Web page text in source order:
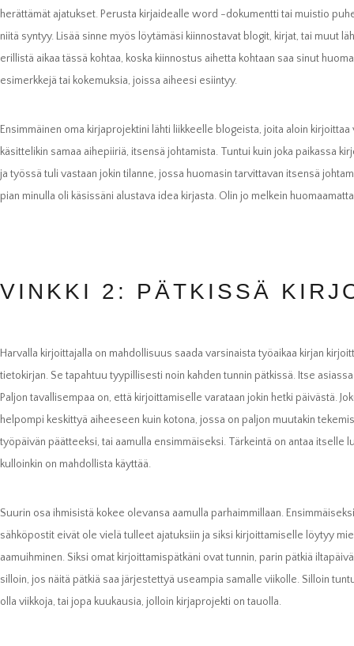
herättämät ajatukset. Perusta kirjaidealle word -dokumentti tai muistio
niitä syntyy. Lisää sinne myös löytämäsi kiinnostavat blogit, kirjat, tai muut
erillistä aikaa tässä kohtaa, koska kiinnostus aihetta kohtaan saa sinut
esimerkkejä tai kokemuksia, joissa aiheesi esiintyy.
Ensimmäinen oma kirjaprojektini lähti liikkeelle blogeista, joita aloin
käsittelikin samaa aihepiiriä, itsensä johtamista. Tuntui kuin joka paikassa
ja työssä tuli vastaan jokin tilanne, jossa huomasin tarvittavan itsensä
pian minulla oli käsissäni alustava idea kirjasta. Olin jo melkein
VINKKI 2: PÄTKISSÄ
Harvalla kirjoittajalla on mahdollisuus saada varsinaista työaikaa kirjan
tietokirjan. Se tapahtuu tyypillisesti noin kahden tunnin pätkissä. Itse
Paljon tavallisempaa on, että kirjoittamiselle varataan jokin hetki päivästä.
helpompi keskittyä aiheeseen kuin kotona, jossa on paljon muutakin
työpäivän päätteeksi, tai aamulla ensimmäiseksi. Tärkeintä on antaa itselle
kulloinkin on mahdollista käyttää.
Suurin osa ihmisistä kokee olevansa aamulla parhaimmillaan.
sähköpostit eivät ole vielä tulleet ajatuksiin ja siksi kirjoittamiselle löytyy
aamuihminen. Siksi omat kirjoittamispätkäni ovat tunnin, parin pätkiä
silloin, jos näitä pätkiä saa järjestettyä useampia samalle viikolle. Silloin
olla viikkoja, tai jopa kuukausia, jolloin kirjaprojekti on tauolla.